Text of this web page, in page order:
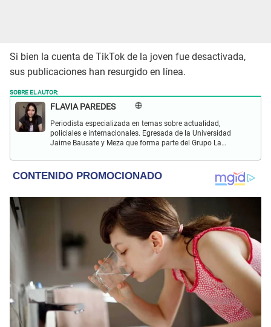
Si bien la cuenta de TikTok de la joven fue desactivada,
sus publicaciones han resurgido en línea.
SOBRE EL AUTOR:
FLAVIA PAREDES
Periodista especializada en temas sobre actualidad,
policiales e internacionales. Egresada de la Universidad
Jaime Bausate y Meza que forma parte del Grupo La
Wapa.